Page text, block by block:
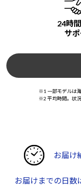
24時
サ
※1 一部モデルは海
※2 平均時間。状
お届け
お届けまでの日数